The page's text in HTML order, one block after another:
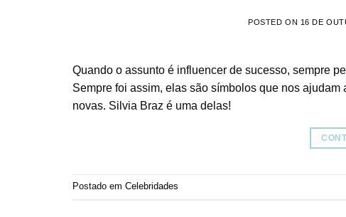
POSTED ON 16 DE
Quando o assunto é influencer de sucesso, sempre
Sempre foi assim, elas são símbolos que nos
novas. Silvia Braz é uma delas!
Postado em Celebridades